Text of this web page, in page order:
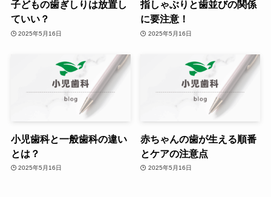
子どもの歯ぎしりは放置し
ていい？
2025年5月16日
指しゃぶりと歯並びの関係
に要注意！
2025年5月16日
小児歯科と一般歯科の違い
とは？
2025年5月16日
赤ちゃんの歯が生える順番
とケアの注意点
2025年5月16日